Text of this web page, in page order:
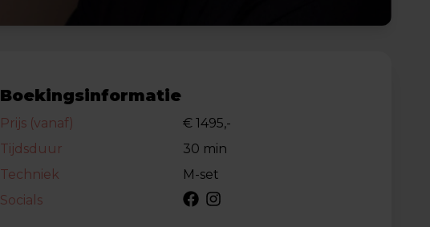
Boekingsinformatie
Prijs (vanaf)
€ 1495,-
Tijdsduur
30 min
Techniek
M-set
Socials